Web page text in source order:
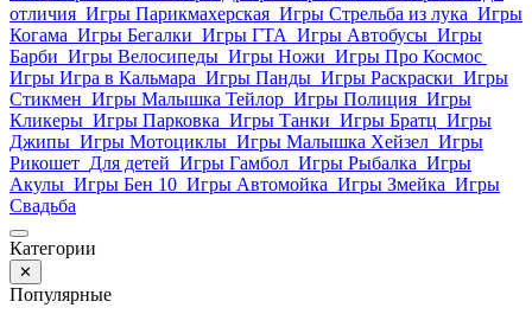
отличия Игры Парикмахерская Игры Стрельба из лука Игры
Когама Игры Бегалки Игры ГТА Игры Автобусы Игры
Барби Игры Велосипеды Игры Ножи Игры Про Космос
Игры Игра в Кальмара Игры Панды Игры Раскраски Игры
Стикмен Игры Малышка Тейлор Игры Полиция Игры
Кликеры Игры Парковка Игры Танки Игры Братц Игры
Джипы Игры Мотоциклы Игры Малышка Хейзел Игры
Рикошет Для детей Игры Гамбол Игры Рыбалка Игры
Акулы Игры Бен 10 Игры Автомойка Игры Змейка Игры
Свадьба
Категории
✕
Популярные